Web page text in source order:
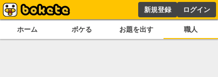
新規登録 ログイン
ホーム ボケる お題を出す 職人